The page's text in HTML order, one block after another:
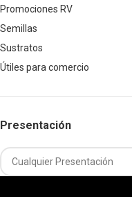
Promociones RV
Semillas
Sustratos
Útiles para comercio
Presentación